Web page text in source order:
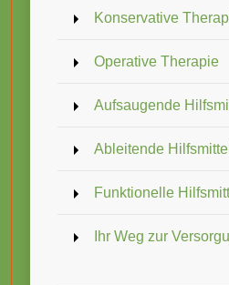
Konservative
Operative Therapie
Aufsaugende
Ableitende Hilfsmittel
Funktionelle
Ihr Weg zur